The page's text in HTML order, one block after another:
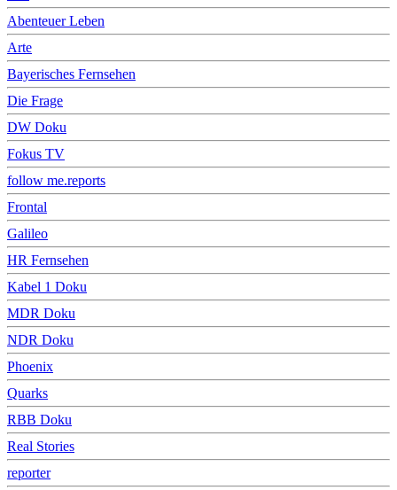
Abenteuer Leben
Arte
Bayerisches Fernsehen
Die Frage
DW Doku
Fokus TV
follow me.reports
Frontal
Galileo
HR Fernsehen
Kabel 1 Doku
MDR Doku
NDR Doku
Phoenix
Quarks
RBB Doku
Real Stories
reporter